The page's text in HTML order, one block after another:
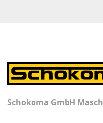
Schokoma GmbH